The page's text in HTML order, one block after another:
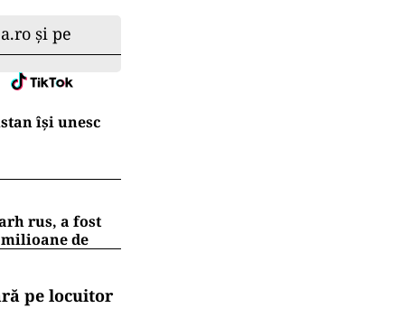
și pe
își unesc
rus, a fost
de
pe locuitor